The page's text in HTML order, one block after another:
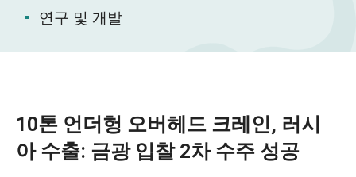
연구 및 개발
10톤 언더헝 오버헤드 크레인, 러시
아 수출: 금광 입찰 2차 수주 성공
اردو
Kiswahili
Dansk
Norsk